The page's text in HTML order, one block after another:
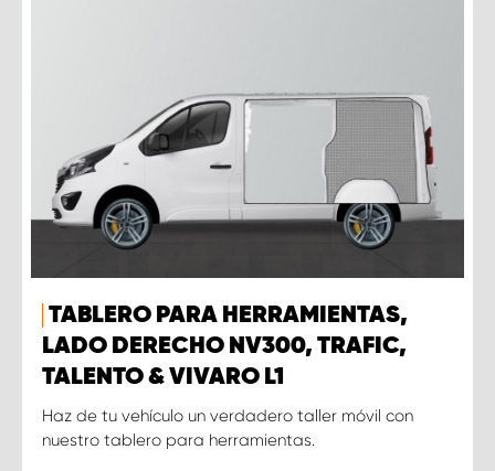
TABLERO PARA HERRAMIENTAS,
LADO DERECHO NV300, TRAFIC,
TALENTO & VIVARO L1
Haz de tu vehículo un verdadero taller móvil con
nuestro tablero para herramientas.